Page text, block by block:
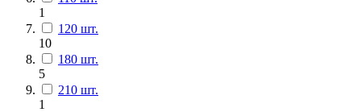
1
120 шт.
10
180 шт.
5
210 шт.
1